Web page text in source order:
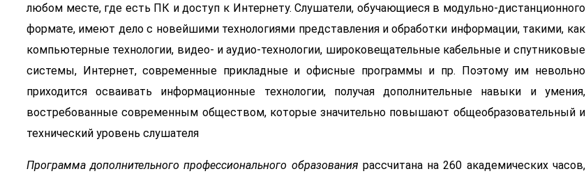
любом месте, где есть ПК и доступ к Интернету. Слушатели, обучающиеся в модульно-дистанционного
формате, имеют дело с новейшими технологиями представления и обработки информации, такими, как
компьютерные технологии, видео- и аудио-технологии, широковещательные кабельные и спутниковые
системы, Интернет, современные прикладные и офисные программы и пр. Поэтому им невольно
приходится осваивать информационные технологии, получая дополнительные навыки и умения,
востребованные современным обществом, которые значительно повышают общеобразовательный и
технический уровень слушателя
Программа дополнительного профессионального образования рассчитана на 260 академических часов,